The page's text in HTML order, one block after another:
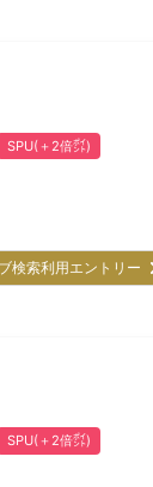
SPU(＋2倍㌽)
検索利用エントリー
SPU(＋2倍㌽)